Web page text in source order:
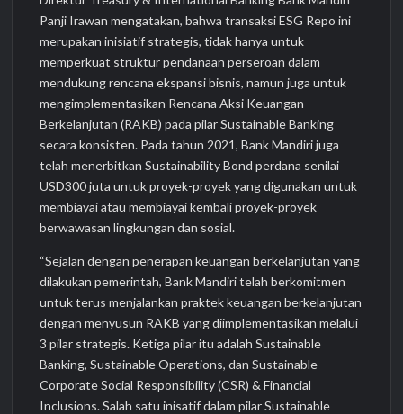
Panji Irawan mengatakan, bahwa transaksi ESG Repo ini
merupakan inisiatif strategis, tidak hanya untuk
memperkuat struktur pendanaan perseroan dalam
mendukung rencana ekspansi bisnis, namun juga untuk
mengimplementasikan Rencana Aksi Keuangan
Berkelanjutan (RAKB) pada pilar Sustainable Banking
secara konsisten. Pada tahun 2021, Bank Mandiri juga
telah menerbitkan Sustainability Bond perdana senilai
USD300 juta untuk proyek-proyek yang digunakan untuk
membiayai atau membiayai kembali proyek-proyek
berwawasan lingkungan dan sosial.
“Sejalan dengan penerapan keuangan berkelanjutan yang
dilakukan pemerintah, Bank Mandiri telah berkomitmen
untuk terus menjalankan praktek keuangan berkelanjutan
dengan menyusun RAKB yang diimplementasikan melalui
3 pilar strategis. Ketiga pilar itu adalah Sustainable
Banking, Sustainable Operations, dan Sustainable
Corporate Social Responsibility (CSR) & Financial
Inclusions. Salah satu inisatif dalam pilar Sustainable